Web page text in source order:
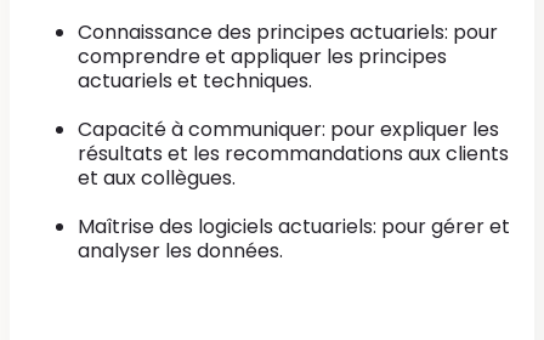
Connaissance des principes actuariels: pour
comprendre et appliquer les principes
actuariels et techniques.
Capacité à communiquer: pour expliquer les
résultats et les recommandations aux clients
et aux collègues.
Maîtrise des logiciels actuariels: pour gérer et
analyser les données.